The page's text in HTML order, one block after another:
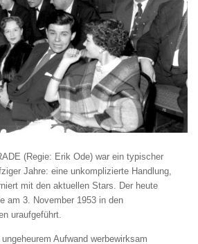
(Regie: Erik Ode) war ein typischer
Jahre: eine unkomplizierte Handlung,
mit den aktuellen Stars. Der heute
am 3. November 1953 in den
uraufgeführt.
Aufwand werbewirksam